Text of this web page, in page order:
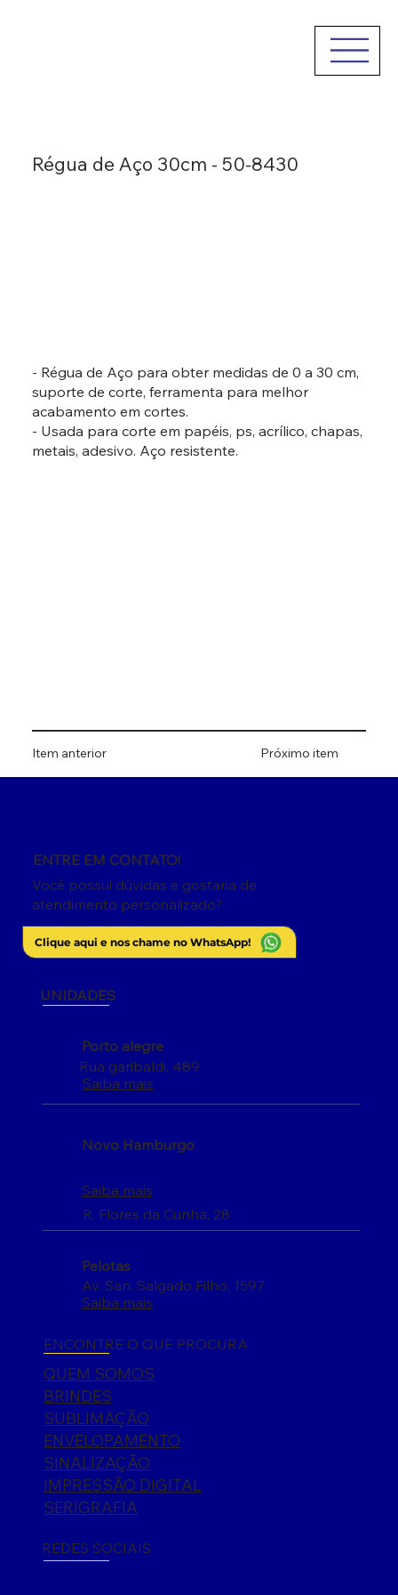
Régua de Aço 30cm - 50-8430
- Régua de Aço para obter medidas de 0 a 30 cm,
suporte de corte, ferramenta para melhor
acabamento em cortes.
- Usada para corte em papéis, ps, acrílico, chapas,
metais, adesivo. Aço resistente.
Próximo item
Item anterior
Você possui dúvidas e gostaria de
atendimento personalizado?
ENTRE EM CONTATO!
Clique aqui e nos chame no WhatsApp!
UNIDADES
Porto alegre
Saiba mais
Rua garibaldi, 489
Novo Hamburgo
R. Flores da Cunha, 28
Saiba mais
Pelotas
Av. San. Salgado Filho, 1597
Saiba mais
ENCONTRE O QUE PROCURA
QUEM SOMOS
BRINDES
SUBLIMAÇÃO
ENVELOPAMENTO
SINALIZAÇÃO
IMPRESSÃO DIGITAL
SERIGRAFIA
REDES SOCIAIS